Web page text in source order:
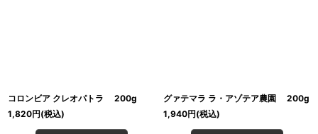
コロンビア クレオパトラ 200g
1,820円(税込)
グァテマラ ラ・アゾテア農園 200g
1,940円(税込)